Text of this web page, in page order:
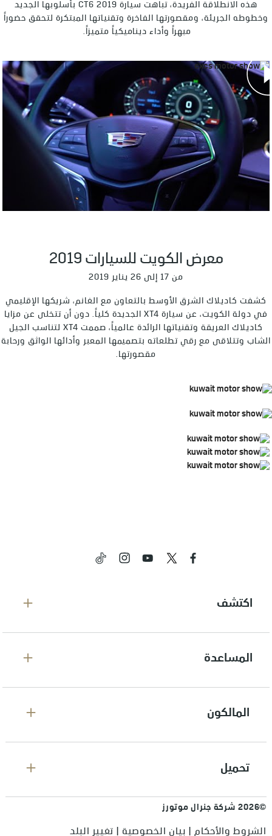
هذه الانطلاقة الفريدة، تباهت سيارة CT6 2019 بأسلوبها الجديد
وخطوطه الجريئة، ومقصورتها الفاخرة وتقنياتها المبتكرة لتحقق حضوراً
مبهراً وأداء ديناميكياً متميزاً.
معرض الكويت للسيارات 2019
من 17 إلى 26 يناير 2019
كشفت كاديلاك الشرق الأوسط بالتعاون مع الغانم، شريكها الإقليمي
في دولة الكويت، عن سيارة XT4 الجديدة كلياً. دون أن تتخلى عن مزايا
كاديلاك العريقة وتقنياتها الرائدة عالمياً، صممت XT4 لتناسب الجيل
الشاب وتتلاقى مع رقي تطلعاته بتصميمها المعبر وأدائها الواثق ورحابة
مقصورتها.